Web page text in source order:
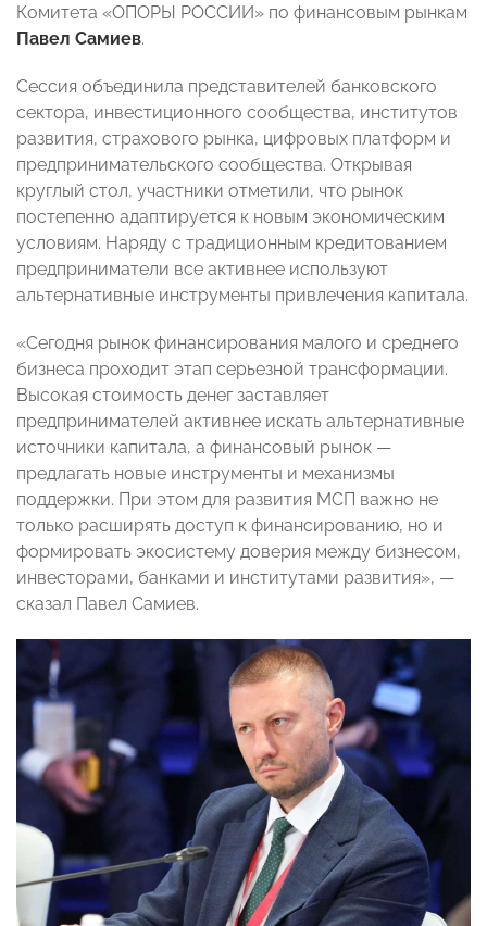
Комитета «ОПОРЫ РОССИИ» по финансовым рынкам
Павел Самиев.
Сессия объединила представителей банковского
сектора, инвестиционного сообщества, институтов
развития, страхового рынка, цифровых платформ и
предпринимательского сообщества. Открывая
круглый стол, участники отметили, что рынок
постепенно адаптируется к новым экономическим
условиям. Наряду с традиционным кредитованием
предприниматели все активнее используют
альтернативные инструменты привлечения капитала.
«Сегодня рынок финансирования малого и среднего
бизнеса проходит этап серьезной трансформации.
Высокая стоимость денег заставляет
предпринимателей активнее искать альтернативные
источники капитала, а финансовый рынок —
предлагать новые инструменты и механизмы
поддержки. При этом для развития МСП важно не
только расширять доступ к финансированию, но и
формировать экосистему доверия между бизнесом,
инвесторами, банками и институтами развития», —
сказал Павел Самиев.